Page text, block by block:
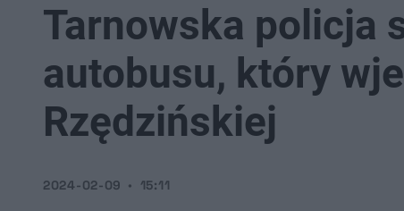
Tarnowska policja
autobusu, który
Rzędzińskiej
2024-02-09 15:11